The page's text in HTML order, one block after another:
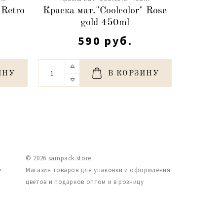
Краска мат."Coolcolor" Rose
gold 450ml
590 руб.
В КОРЗИНУ
© 2026 sampack.store
Магазин товаров для упаковки и оформления
цветов и подарков оптом и в розницу